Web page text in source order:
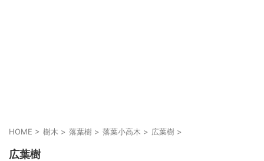
HOME > 樹木 > 落葉樹 > 落葉小高木 > 広葉樹 >
広葉樹